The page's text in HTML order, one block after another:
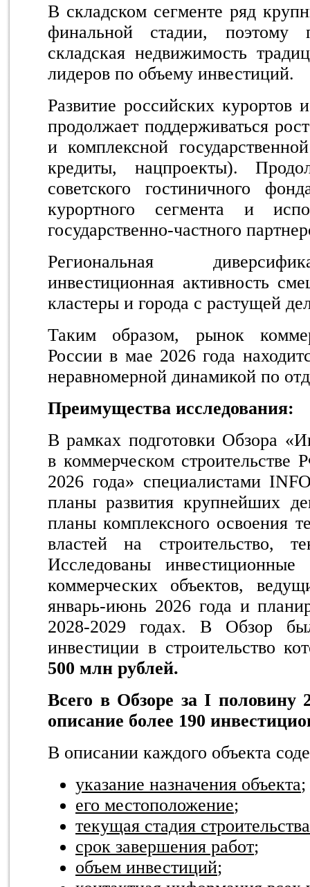
В складском сегменте ряд
финальной стадии,
складская недвижимость
лидеров по объему инвестиций.
Развитие российских курортов
продолжает поддерживаться
и комплексной
кредиты, нацпроекты).
советского гостиничного
курортного сегмента и
государственно-частного
Региональная
инвестиционная активность
кластеры и города с растущей
Таким образом, рынок
России в мае 2026 года
неравномерной динамикой по
Преимущества исследования:
В рамках подготовки Обзора
в коммерческом
2026 года» специалистами
планы развития крупнейших
планы комплексного освоения
властей на строительство,
Исследованы инвестиционные
коммерческих объектов,
январь-июнь 2026 года и
2028-2029 годах. В Обзор
инвестиции в строительство
500 млн рублей.
Всего в Обзоре за I половину
описание более 190
В описании каждого объекта
указание назначения объекта;
его местоположение;
текущая стадия строительства
срок завершения работ;
объем инвестиций;